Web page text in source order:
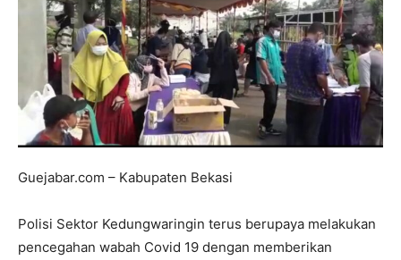
Guejabar.com – Kabupaten Bekasi
Polisi Sektor Kedungwaringin terus berupaya melakukan
pencegahan wabah Covid 19 dengan memberikan